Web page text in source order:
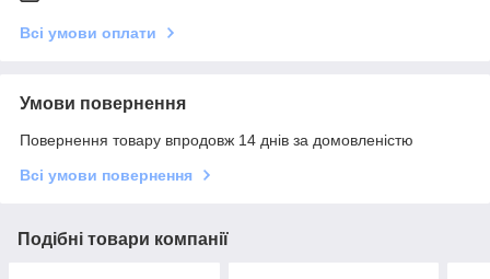
Всі умови оплати
Умови повернення
Повернення товару впродовж 14 днів за домовленістю
Всі умови повернення
Подібні товари компанії